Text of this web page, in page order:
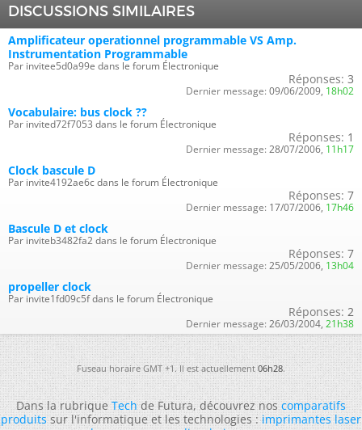
DISCUSSIONS SIMILAIRES
Amplificateur operationnel programmable VS Amp.
Instrumentation Programmable
Par invitee5d0a99e dans le forum Électronique
Réponses: 3
Dernier message: 09/06/2009, 18h02
Vocabulaire: bus clock ??
Par invited72f7053 dans le forum Électronique
Réponses: 1
Dernier message: 28/07/2006, 11h17
Clock bascule D
Par invite4192ae6c dans le forum Électronique
Réponses: 7
Dernier message: 17/07/2006, 17h46
Bascule D et clock
Par inviteb3482fa2 dans le forum Électronique
Réponses: 7
Dernier message: 25/05/2006, 13h04
propeller clock
Par invite1fd09c5f dans le forum Électronique
Réponses: 2
Dernier message: 26/03/2004, 21h38
Fuseau horaire GMT +1. Il est actuellement06h28.
Dans la rubriqueTechde Futura, découvrez noscomparatifs
produitssur l'informatique et les technologies :imprimantes laser